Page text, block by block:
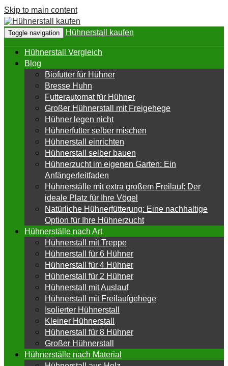
Skip to main content
Toggle navigation Hühnerstall kaufen
Hühnerstall Vergleich
Blog
Biofutter für Hühner
Bresse Huhn
Futterautomat für Hühner
Großer Hühnerstall mit Freigehege
Hühner legen nicht
Hühnerfutter selber mischen
Hühnerstall einrichten
Hühnerstall selber bauen
Hühnerzucht im eigenen Garten: Ein
Anfängerleitfaden
Hühnerställe mit extra großem Freilauf: Der
ideale Platz für Ihre Vögel
Natürliche Hühnerfütterung: Eine nachhaltige
Option für Ihre Hühnerzucht
Hühnerställe nach Art
Hühnerstall mit Treppe
Hühnerstall für 6 Hühner
Hühnerstall für 4 Hühner
Hühnerstall für 2 Hühner
Hühnerstall mit Auslauf
Hühnerstall mit Freilaufgehege
Isolierter Hühnerstall
Kleiner Hühnerstall
Hühnerstall für 8 Hühner
Großer Hühnerstall
Hühnerställe nach Material